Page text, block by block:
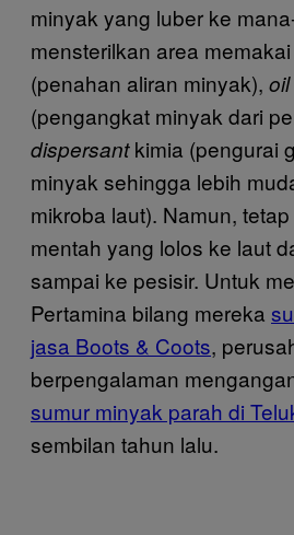
minyak yang luber ke
mensterilkan area memakai
(penahan aliran minyak),
(pengangkat minyak dari
dispersantkimia (pengurai
minyak sehingga lebih
mikroba laut). Namun,
mentah yang lolos ke laut
sampai ke pesisir. Untuk
Pertamina bilang mereka
jasa Boots & Coots,
berpengalaman
sumur minyak parah di
sembilan tahun lalu.